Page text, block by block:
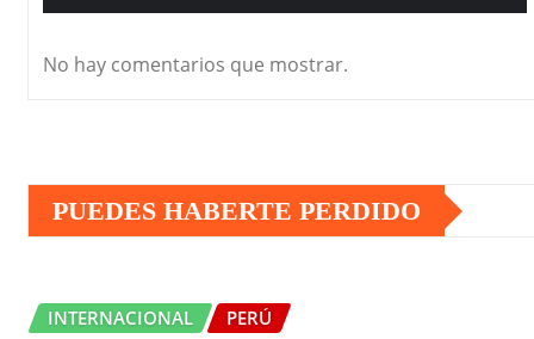
No hay comentarios que mostrar.
PUEDES HABERTE PERDIDO
INTERNACIONAL PERÚ